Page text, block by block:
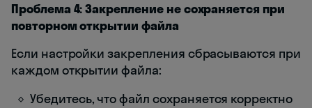
Проблема 4: Закрепление не сохраняется при
повторном открытии файла
Если настройки закрепления сбрасываются при
каждом открытии файла:
Убедитесь, что файл сохраняется корректно